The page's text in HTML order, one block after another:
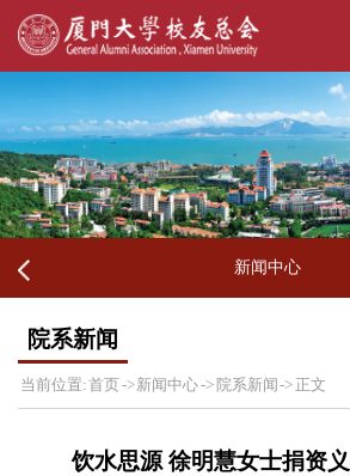
新闻中心
院系新闻
当前位置:首页->新闻中心-> 院系新闻-> 正文
饮水思源 徐明慧女士捐资